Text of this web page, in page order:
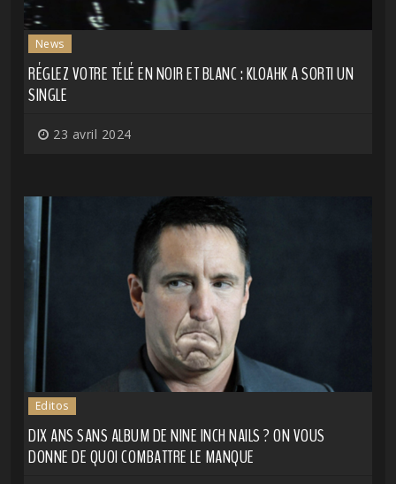
News
RÉGLEZ VOTRE TÉLÉ EN NOIR ET BLANC : KLOAHK A SORTI UN
SINGLE
23 avril 2024
Editos
DIX ANS SANS ALBUM DE NINE INCH NAILS ? ON VOUS
DONNE DE QUOI COMBATTRE LE MANQUE